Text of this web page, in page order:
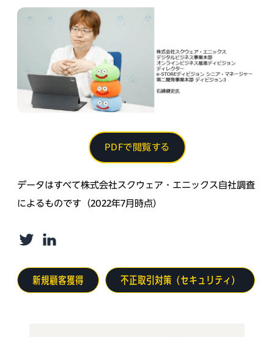
PDFで閲覧する
データはすべて株式会社スクウェア・エニックス自社調査
によるものです（2022年7月時点）
TwitterLinkedIn
新規顧客獲得 不正取引対策（セキュリティ）